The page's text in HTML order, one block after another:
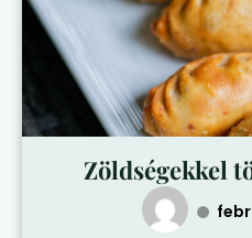
Zöldségekkel